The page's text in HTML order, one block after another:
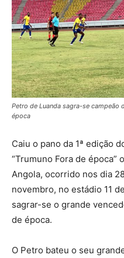
Petro de Luanda sagra-se campeão
época
Caiu o pano da 1ª edição
“Trumuno Fora de
Angola, ocorrido nos dia
novembro, no estádio 11
sagrar-se o grande
de época.
O Petro bateu o seu